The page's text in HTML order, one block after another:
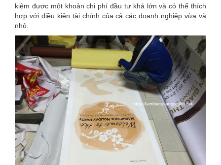
kiệm được một khoản chi phí đầu tư khá lớn và có thể thích
hợp với điều kiện tài chính của cả các doanh nghiệp vừa và
nhỏ.